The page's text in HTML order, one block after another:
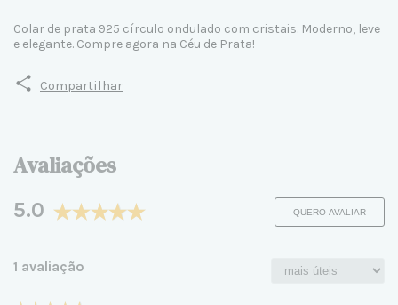
Colar de prata 925 círculo ondulado com cristais. Moderno, leve
e elegante. Compre agora na Céu de Prata!
Compartilhar
Avaliações
5.0 QUERO AVALIAR
1 avaliação